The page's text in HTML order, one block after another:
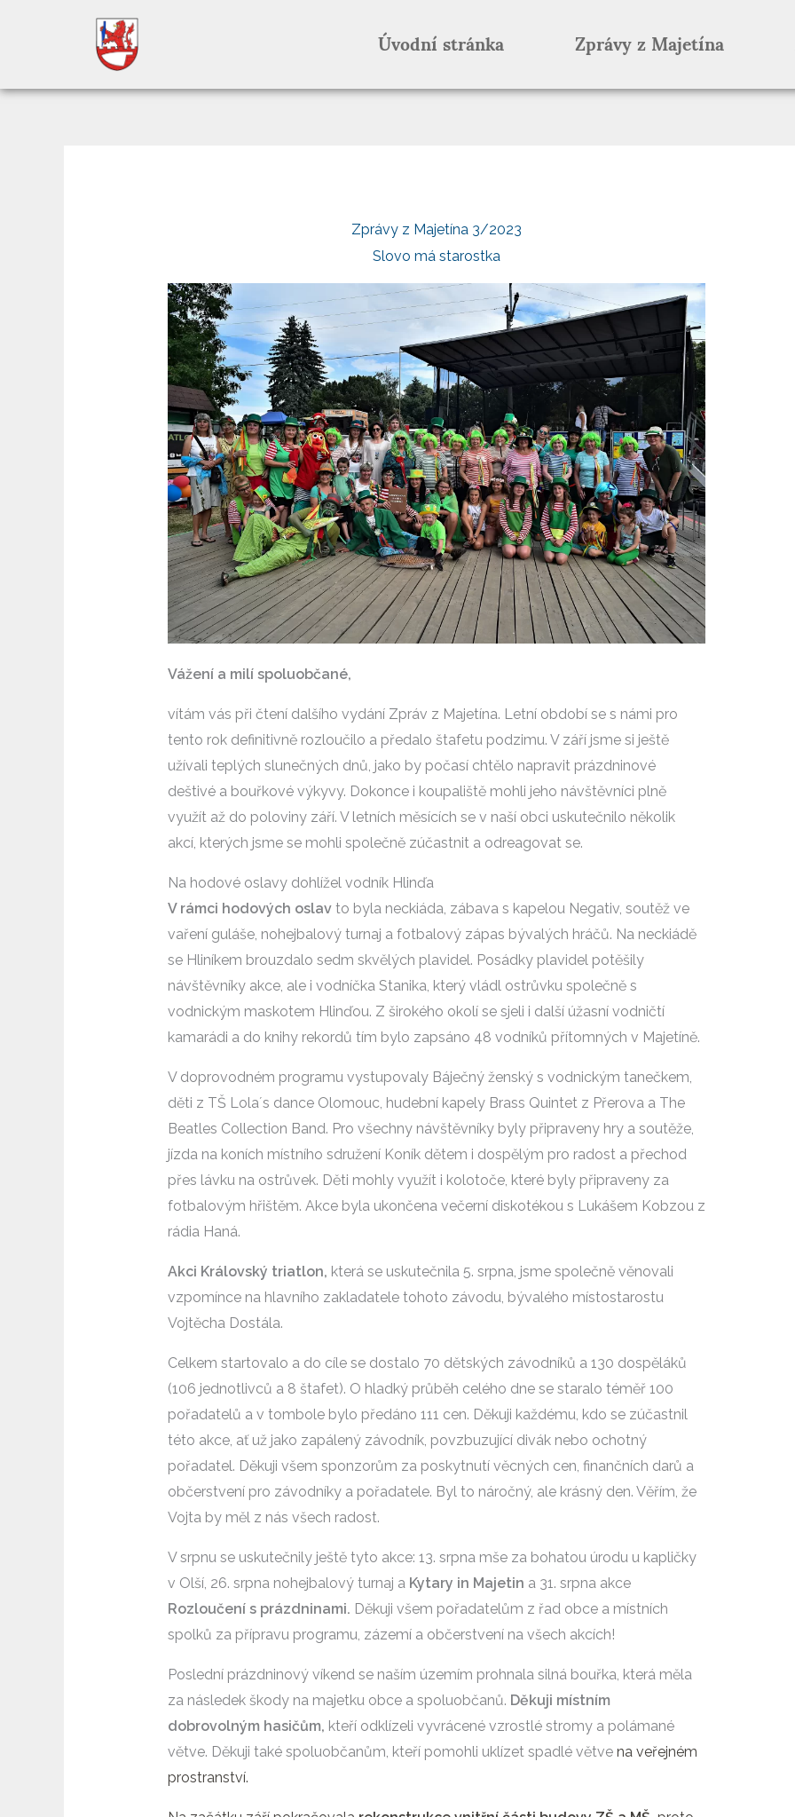
Úvodní stránka Zprávy z Majetína
Zprávy z Majetína 3/2023
Slovo má starostka
Vážení a milí spoluobčané,
vítám vás při čtení dalšího vydání Zpráv z Majetína. Letní období se s námi pro
tento rok definitivně rozloučilo a předalo štafetu podzimu. V září jsme si ještě
užívali teplých slunečných dnů, jako by počasí chtělo napravit prázdninové
deštivé a bouřkové výkyvy. Dokonce i koupaliště mohli jeho návštěvníci plně
využít až do poloviny září. V letních měsících se v naší obci uskutečnilo několik
akcí, kterých jsme se mohli společně zúčastnit a odreagovat se.
Na hodové oslavy dohlížel vodník Hlinďa
V rámci hodových oslavto byla neckiáda, zábava s kapelou Negativ, soutěž ve
vaření guláše, nohejbalový turnaj a fotbalový zápas bývalých hráčů. Na neckiádě
se Hliníkem brouzdalo sedm skvělých plavidel. Posádky plavidel potěšily
návštěvníky akce, ale i vodníčka Stanika, který vládl ostrůvku společně s
vodnickým maskotem Hlinďou. Z širokého okolí se sjeli i další úžasní vodničtí
kamarádi a do knihy rekordů tím bylo zapsáno 48 vodníků přítomných v Majetíně.
V doprovodném programu vystupovaly Báječný ženský s vodnickým tanečkem,
děti z TŠ Lola´s dance Olomouc, hudební kapely Brass Quintet z Přerova a The
Beatles Collection Band. Pro všechny návštěvníky byly připraveny hry a soutěže,
jízda na koních místního sdružení Koník dětem i dospělým pro radost a přechod
přes lávku na ostrůvek. Děti mohly využít i kolotoče, které byly připraveny za
fotbalovým hřištěm. Akce byla ukončena večerní diskotékou s Lukášem Kobzou z
rádia Haná.
Akci Královský triatlon, která se uskutečnila 5. srpna, jsme společně věnovali
vzpomínce na hlavního zakladatele tohoto závodu, bývalého místostarostu
Vojtěcha Dostála.
Celkem startovalo a do cíle se dostalo 70 dětských závodníků a 130 dospěláků
(106 jednotlivců a 8 štafet). O hladký průběh celého dne se staralo téměř 100
pořadatelů a v tombole bylo předáno 111 cen. Děkuji každému, kdo se zúčastnil
této akce, ať už jako zapálený závodník, povzbuzující divák nebo ochotný
pořadatel. Děkuji všem sponzorům za poskytnutí věcných cen, finančních darů a
občerstvení pro závodníky a pořadatele. Byl to náročný, ale krásný den. Věřím, že
Vojta by měl z nás všech radost.
V srpnu se uskutečnily ještě tyto akce: 13. srpna mše za bohatou úrodu u kapličky
v Olší, 26. srpna nohejbalový turnaj a Kytary in Majetin a 31. srpna akce
Rozloučení s prázdninami. Děkuji všem pořadatelům z řad obce a místních
spolků za přípravu programu, zázemí a občerstvení na všech akcích!
Poslední prázdninový víkend se naším územím prohnala silná bouřka, která měla
za následek škody na majetku obce a spoluobčanů. Děkuji místním
dobrovolným hasičům, kteří odklízeli vyvrácené vzrostlé stromy a polámané
větve. Děkuji také spoluobčanům, kteří pomohli uklízet spadlé větve na veřejném
prostranství.